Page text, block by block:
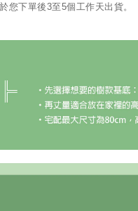
您下單後3至5個工作天出貨。